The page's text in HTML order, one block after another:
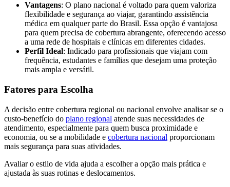
Vantagens: O plano nacional é voltado para quem valoriza
flexibilidade e segurança ao viajar, garantindo assistência
médica em qualquer parte do Brasil. Essa opção é vantajosa
para quem precisa de cobertura abrangente, oferecendo acesso
a uma rede de hospitais e clínicas em diferentes cidades.
Perfil Ideal: Indicado para profissionais que viajam com
frequência, estudantes e famílias que desejam uma proteção
mais ampla e versátil.
Fatores para Escolha
A decisão entre cobertura regional ou nacional envolve analisar se o
custo-benefício do plano regional atende suas necessidades de
atendimento, especialmente para quem busca proximidade e
economia, ou se a mobilidade e cobertura nacional proporcionam
mais segurança para suas atividades.
Avaliar o estilo de vida ajuda a escolher a opção mais prática e
ajustada às suas rotinas e deslocamentos.